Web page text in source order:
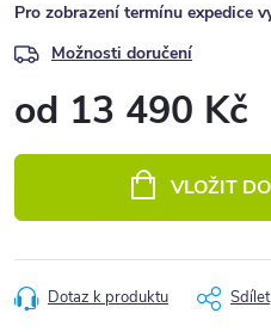
Pro zobrazení termínu expedice
Možnosti doručení
od 13 490 Kč
VLOŽIT
Dotaz k produktu Sdílet